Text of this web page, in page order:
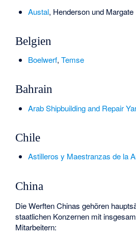
Austal, Hendersonund Margate
Belgien
Boelwerf, Temse
Bahrain
Arab Shipbuilding and Repair
Chile
Astilleros y Maestranzas de la
China
Die Werften Chinas gehören
staatlichen Konzernen mit
Mitarbeitern: